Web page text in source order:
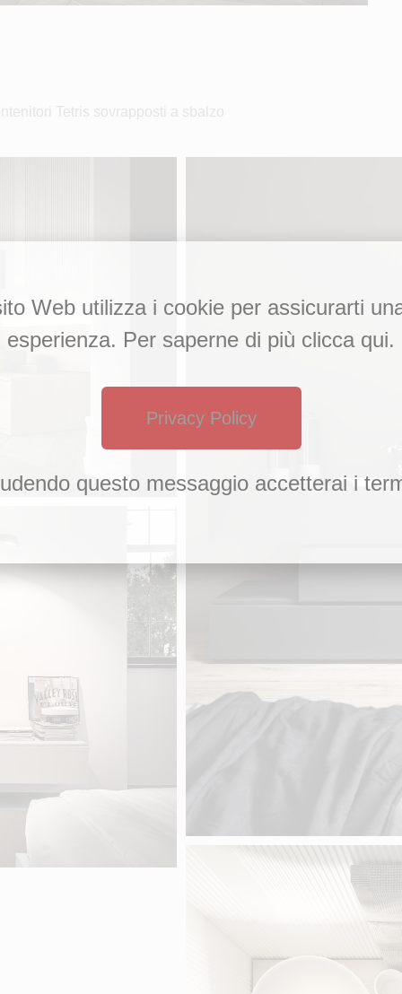
Tetris sovrapposti a sbalzo
Web utilizza i cookie per assicurarti
esperienza. Per saperne di più clicca qui.
Privacy Policy
questo messaggio accetterai i